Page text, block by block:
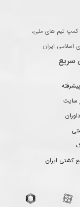
کمپ تیم های ملی،
اسلامی ایران
سریع
سایت
کشتی ایران